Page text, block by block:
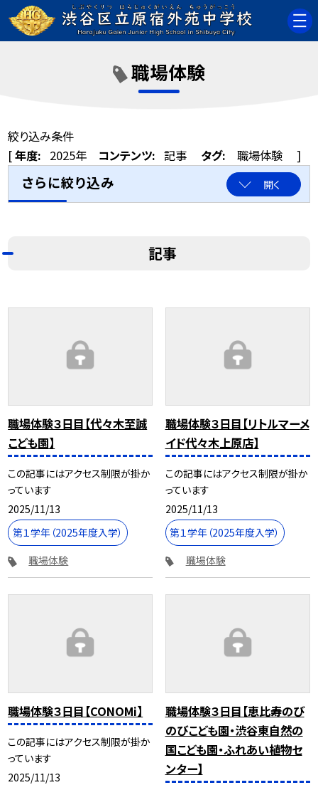
職場体験
絞り込み条件
[年度: 2025年 コンテンツ: 記事 タグ: 職場体験 ]
さらに絞り込み 開く
記事
職場体験３日目【代々木至誠
こども園】
この記事にはアクセス制限が掛か
っています
2025/11/13
第１学年（2025年度入学）
職場体験
職場体験３日目【リトルマーメ
イド代々木上原店】
この記事にはアクセス制限が掛か
っています
2025/11/13
第１学年（2025年度入学）
職場体験
職場体験３日目【CONOMi】
この記事にはアクセス制限が掛か
っています
2025/11/13
職場体験３日目【恵比寿のび
のびこども園・渋谷東自然の
国こども園・ふれあい植物セ
ンター】